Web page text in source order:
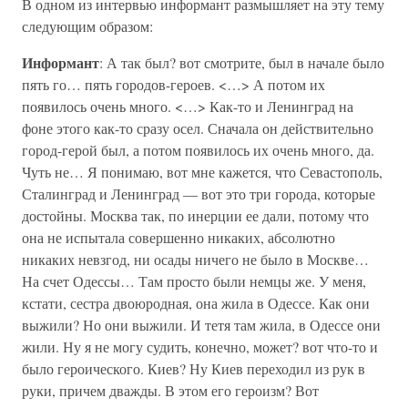
В одном из интервью информант размышляет на эту тему
следующим образом:
Информант: А так был? вот смотрите, был в начале было
пять го… пять городов-героев. <…> А потом их
появилось очень много. <…> Как-то и Ленинград на
фоне этого как-то сразу осел. Сначала он действительно
город-герой был, а потом появилось их очень много, да.
Чуть не… Я понимаю, вот мне кажется, что Севастополь,
Сталинград и Ленинград — вот это три города, которые
достойны. Москва так, по инерции ее дали, потому что
она не испытала совершенно никаких, абсолютно
никаких невзгод, ни осады ничего не было в Москве…
На счет Одессы… Там просто были немцы же. У меня,
кстати, сестра двоюродная, она жила в Одессе. Как они
выжили? Но они выжили. И тетя там жила, в Одессе они
жили. Ну я не могу судить, конечно, может? вот что-то и
было героического. Киев? Ну Киев переходил из рук в
руки, причем дважды. В этом его героизм? Вот